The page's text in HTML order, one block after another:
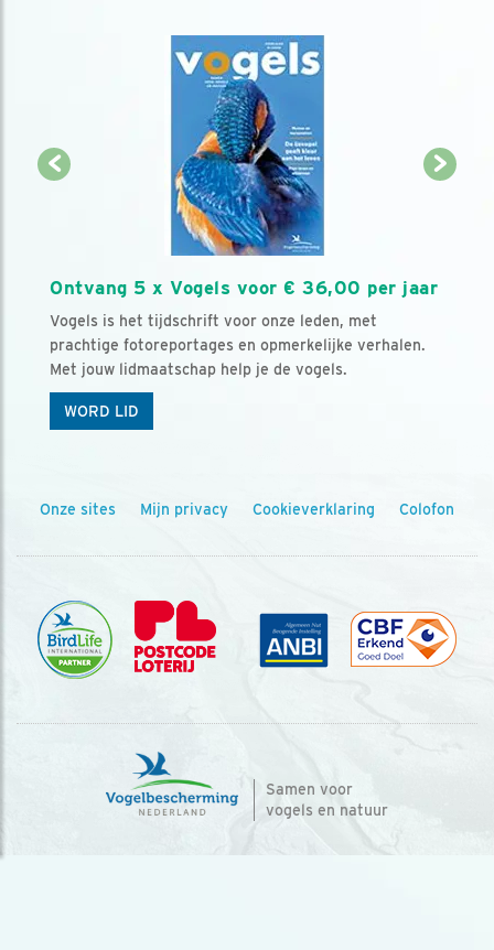
Ontvang 5 x Vogels voor € 36,00 per jaar
Vogels is het tijdschrift voor onze leden, met
prachtige fotoreportages en opmerkelijke verhalen.
Met jouw lidmaatschap help je de vogels.
WORD LID
Onze sites Mijn privacy Cookieverklaring Colofon
Samen voor
vogels en natuur